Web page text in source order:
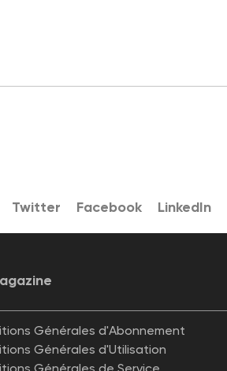
Twitter Facebook LinkedIn
Générales d'Abonnement
Générales d'Utilisation